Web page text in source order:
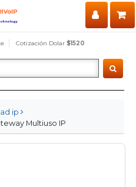
Cotización Dolar $1520
ip
Multiuso IP